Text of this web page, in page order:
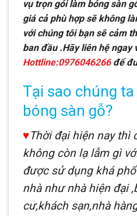
vụ trọn gói làm bóng sàn
giá cả phù hợp sẽ không
với chúng tôi bạn sẽ cảm
ban đầu .Hãy liên hệ ngay
Hottline:0976046266để
Tại sao chúng
bóng sàn gỗ?
♥Thời đại hiện nay thì
không còn lạ lẫm gì
được sử dụng khá
nhà như nhà hiện đại
cư,khách sạn,nhà